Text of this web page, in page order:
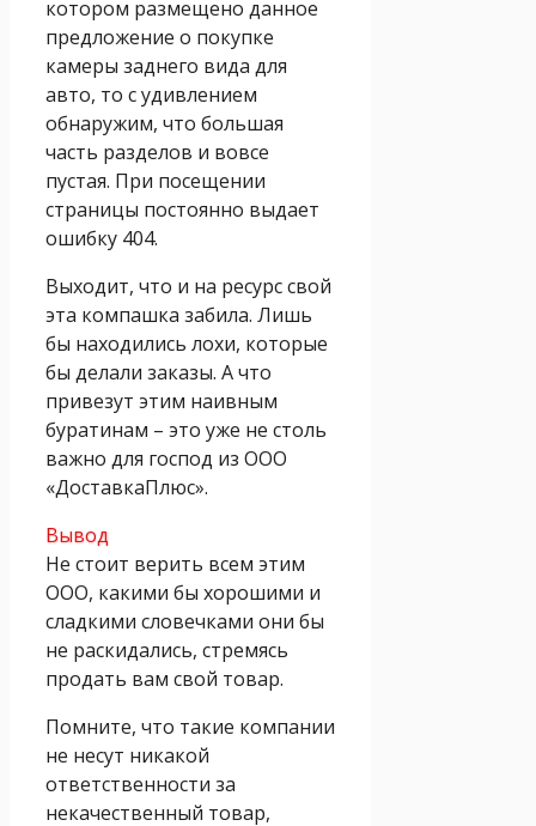
котором размещено данное
предложение о покупке
камеры заднего вида для
авто, то с удивлением
обнаружим, что большая
часть разделов и вовсе
пустая. При посещении
страницы постоянно выдает
ошибку 404.
Выходит, что и на ресурс свой
эта компашка забила. Лишь
бы находились лохи, которые
бы делали заказы. А что
привезут этим наивным
буратинам – это уже не столь
важно для господ из ООО
«ДоставкаПлюс».
Вывод
Не стоит верить всем этим
ООО, какими бы хорошими и
сладкими словечками они бы
не раскидались, стремясь
продать вам свой товар.
Помните, что такие компании
не несут никакой
ответственности за
некачественный товар,